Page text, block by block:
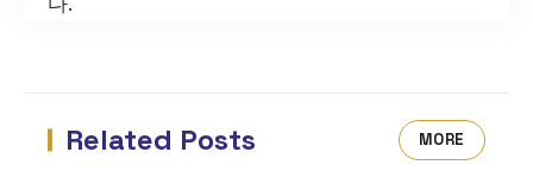
Related Posts MORE